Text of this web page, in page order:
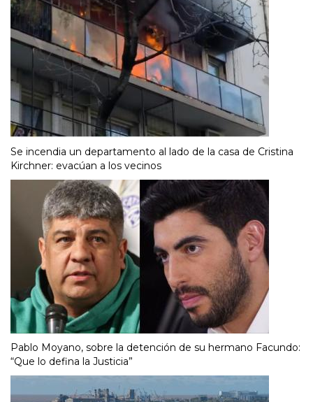
Se incendia un departamento al lado de la casa de Cristina
Kirchner: evacúan a los vecinos
Pablo Moyano, sobre la detención de su hermano Facundo:
“Que lo defina la Justicia”